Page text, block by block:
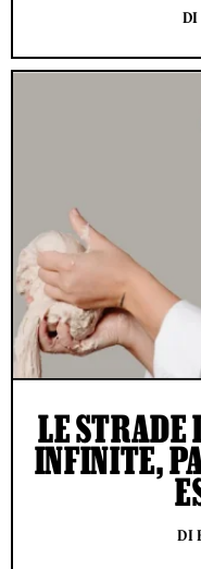
DI
LE STRADE
INFINITE,
DI